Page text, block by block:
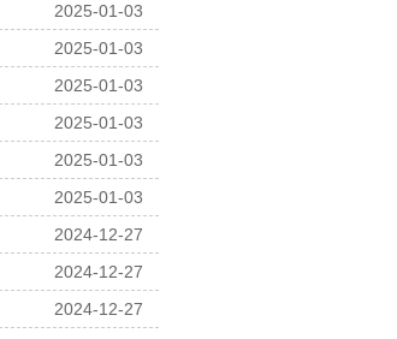
2025-01-03
2025-01-03
2025-01-03
2025-01-03
2025-01-03
2025-01-03
2024-12-27
2024-12-27
2024-12-27